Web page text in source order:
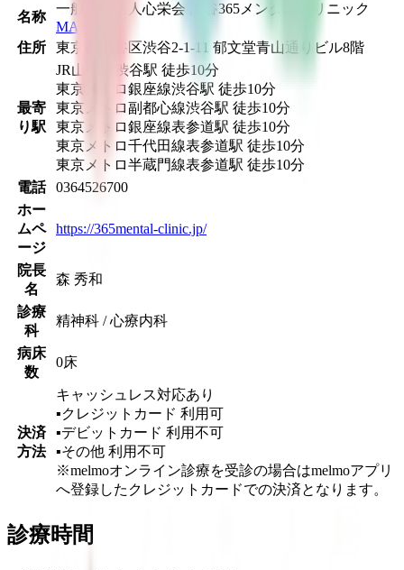
名称
一般社団法人心栄会 渋谷365メンタルクリニック
MAP
住所
東京都渋谷区渋谷2-1-11 郁文堂青山通りビル8階
最寄
り駅
JR山手線 渋谷駅 徒歩10分
東京メトロ銀座線渋谷駅 徒歩10分
東京メトロ副都心線渋谷駅 徒歩10分
東京メトロ銀座線表参道駅 徒歩10分
東京メトロ千代田線表参道駅 徒歩10分
東京メトロ半蔵門線表参道駅 徒歩10分
電話
0364526700
ホー
ムペ
ージ
https://365mental-clinic.jp/
院長
名
森 秀和
診療
科
精神科 / 心療内科
病床
数
0床
決済
方法
キャッシュレス対応あり
▪︎クレジットカード 利用可
▪︎デビットカード 利用不可
▪︎その他 利用不可
※melmoオンライン診療を受診の場合はmelmoアプリ
へ登録したクレジットカードでの決済となります。
診療時間